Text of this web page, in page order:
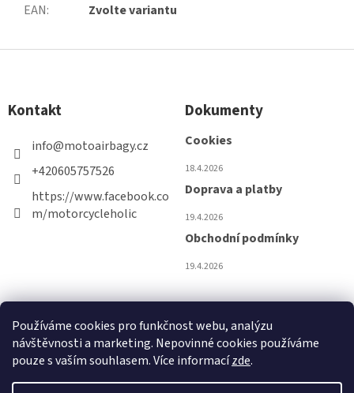
Používáme cookies pro funkčnost webu, analýzu
návštěvnosti a marketing. Nepovinné cookies používáme
pouze s vaším souhlasem. Více informacízde.
EAN: Zvolte variantu
Z
Kontakt
info@motoairbagy.cz
+420605757526
https://www.facebook.co
m/motorcycleholic
Dokumenty
Cookies
18.4.2026
Doprava a platby
19.4.2026
Obchodní podmínky
19.4.2026